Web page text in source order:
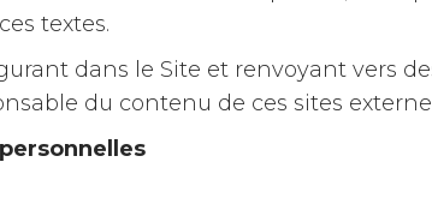
textes.
dans le Site et renvoyant vers
du contenu de ces sites